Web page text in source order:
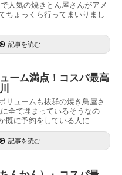
人気の焼きとん屋さんがアメ
ちょっくら行ってまいりまし
記事を読む
ーム満点！コスパ最高
リュームも抜群の焼き鳥屋さ
全て埋まっているそうなの
既に予約をしている人に...
記事を読む